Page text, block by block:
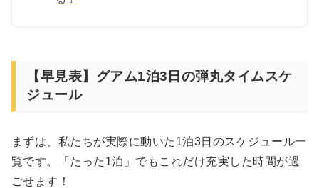
【早見表】グアム1泊3日の弾丸タイムスケ
ジュール
まずは、私たちが実際に動いた1泊3日のスケジュール一
覧です。「たった1泊」でもこれだけ充実した時間が過
ごせます！